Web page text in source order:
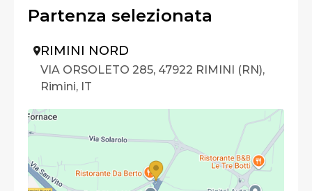
Partenza selezionata
RIMINI NORD
VIA ORSOLETO 285, 47922 RIMINI (RN),
Rimini, IT